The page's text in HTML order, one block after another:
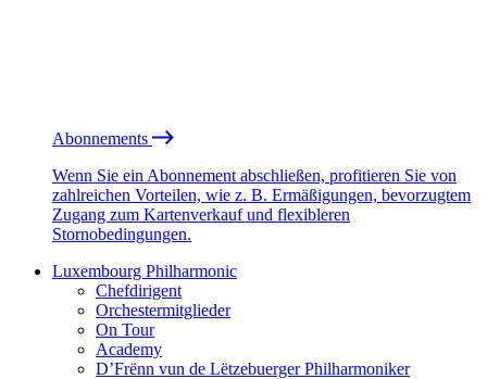
Abonnements
Wenn Sie ein Abonnement abschließen, profitieren Sie von
zahlreichen Vorteilen, wie z. B. Ermäßigungen, bevorzugtem
Zugang zum Kartenverkauf und flexibleren
Stornobedingungen.
Luxembourg Philharmonic
Chefdirigent
Orchestermitglieder
On Tour
Academy
D’Frënn vun de Lëtzebuerger Philharmoniker